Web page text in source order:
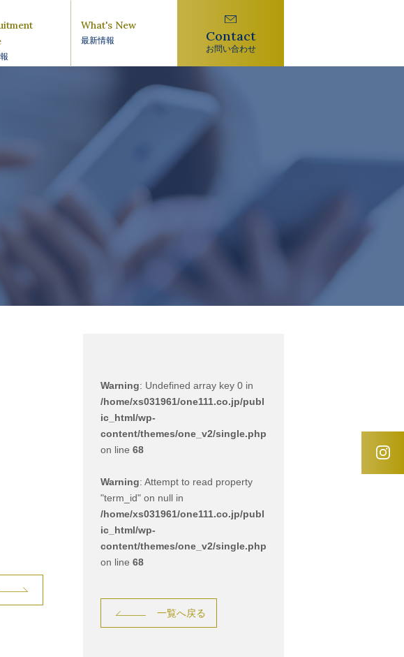
What's New
最新情報 Contact
お問い合わせ
Warning: Undefined array key 0 in
/home/xs031961/one111.co.jp/publ
ic_html/wp-
content/themes/one_v2/single.php
on line 68
Warning: Attempt to read property
"term_id" on null in
/home/xs031961/one111.co.jp/publ
ic_html/wp-
content/themes/one_v2/single.php
on line 68
一覧へ戻る